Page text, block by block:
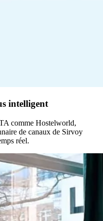
intelligent
comme Hostelworld,
de canaux de Sirvoy
réel.